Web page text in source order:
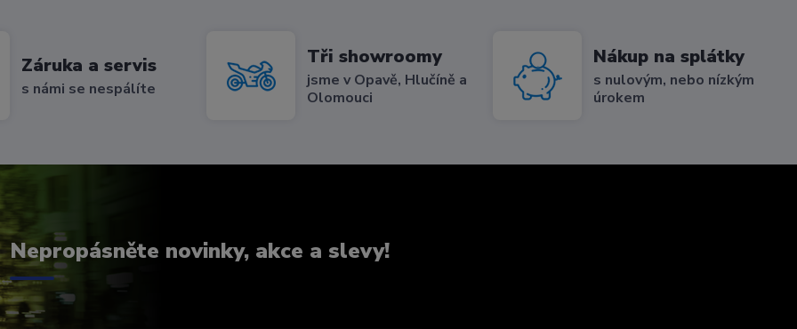
Záruka a servis
s námi se nespálíte
Tři showroomy
jsme v Opavě, Hlučíně a
Olomouci
Nákup na splátky
s nulovým, nebo nízkým
úrokem
Nepropásněte novinky, akce a slevy!